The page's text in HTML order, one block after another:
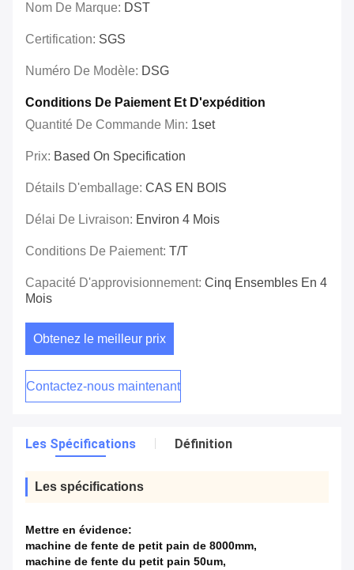
Nom De Marque: DST
Certification: SGS
Numéro De Modèle: DSG
Conditions De Paiement Et D'expédition
Quantité De Commande Min: 1set
Prix: Based On Specification
Détails D'emballage: CAS EN BOIS
Délai De Livraison: Environ 4 Mois
Conditions De Paiement: T/T
Capacité D'approvisionnement: Cinq Ensembles En 4
Mois
Obtenez le meilleur prix
Contactez-nous maintenant
Les Spécifications Définition
Les spécifications
Mettre en évidence:
machine de fente de petit pain de 8000mm,
machine de fente du petit pain 50um,